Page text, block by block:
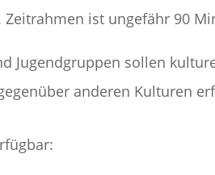
Zeitrahmen ist ungefähr 90
Jugendgruppen sollen
anderen Kulturen